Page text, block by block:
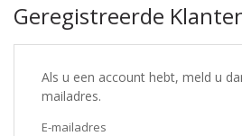
Geregistreerde
Als u een account hebt, meld u
mailadres.
E-mailadres